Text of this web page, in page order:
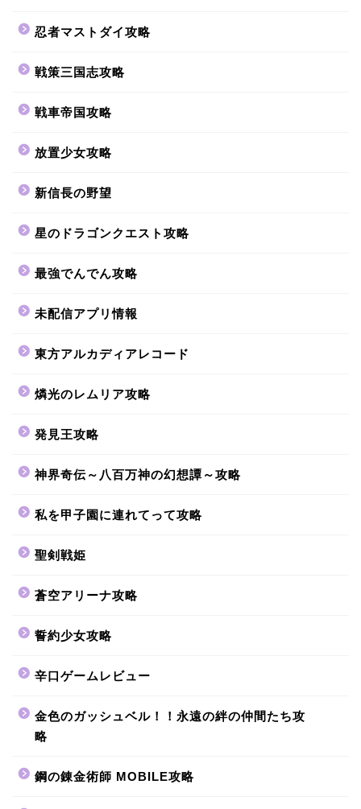
忍者マストダイ攻略
戦策三国志攻略
戦車帝国攻略
放置少女攻略
新信長の野望
星のドラゴンクエスト攻略
最強でんでん攻略
未配信アプリ情報
東方アルカディアレコード
燐光のレムリア攻略
発見王攻略
神界奇伝～八百万神の幻想譚～攻略
私を甲子園に連れてって攻略
聖剣戦姫
蒼空アリーナ攻略
誓約少女攻略
辛口ゲームレビュー
金色のガッシュベル！！永遠の絆の仲間たち攻
略
鋼の錬金術師 MOBILE攻略